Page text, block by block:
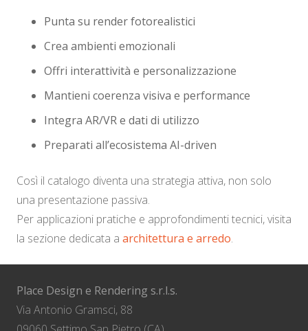
Punta su render fotorealistici
Crea ambienti emozionali
Offri interattività e personalizzazione
Mantieni coerenza visiva e performance
Integra AR/VR e dati di utilizzo
Preparati all’ecosistema AI-driven
Così il catalogo diventa una strategia attiva, non solo
una presentazione passiva.
Per applicazioni pratiche e approfondimenti tecnici, visita
la sezione dedicata a architettura e arredo.
Place Design e Rendering s.r.l.s.
Via Antonio Gramsci, 88